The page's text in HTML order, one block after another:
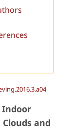
Indoor
and